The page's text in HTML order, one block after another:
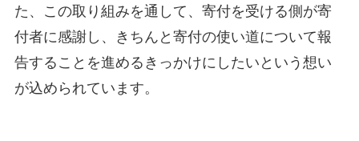
た、この取り組みを通して、寄付を受ける側が寄
付者に感謝し、きちんと寄付の使い道について報
告することを進めるきっかけにしたいという想い
が込められています。